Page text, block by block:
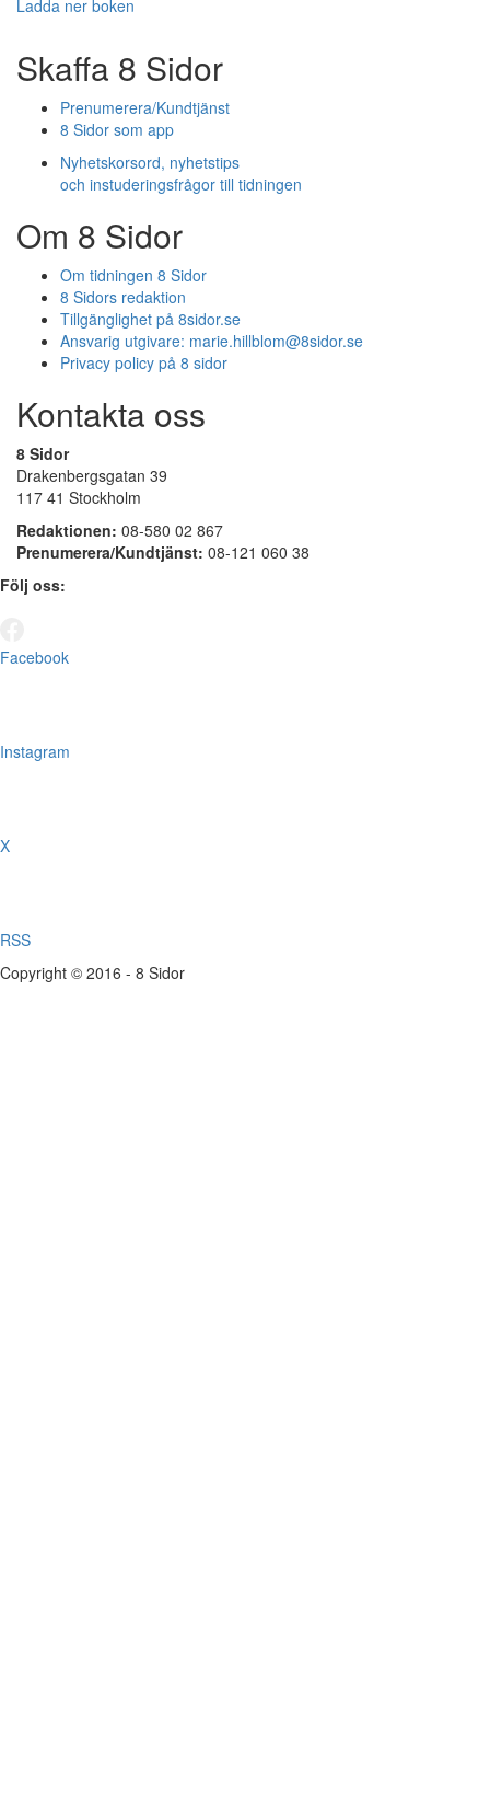
Ladda ner boken
Skaffa 8 Sidor
Prenumerera/Kundtjänst
8 Sidor som app
Nyhetskorsord, nyhetstips
och instuderingsfrågor till tidningen
Om 8 Sidor
Om tidningen 8 Sidor
8 Sidors redaktion
Tillgänglighet på 8sidor.se
Ansvarig utgivare: marie.hillblom@8sidor.se
Privacy policy på 8 sidor
Kontakta oss
8 Sidor
Drakenbergsgatan 39
117 41 Stockholm
Redaktionen: 08-580 02 867
Prenumerera/Kundtjänst: 08-121 060 38
Följ oss:
Facebook
Instagram
X
RSS
Copyright © 2016 - 8 Sidor